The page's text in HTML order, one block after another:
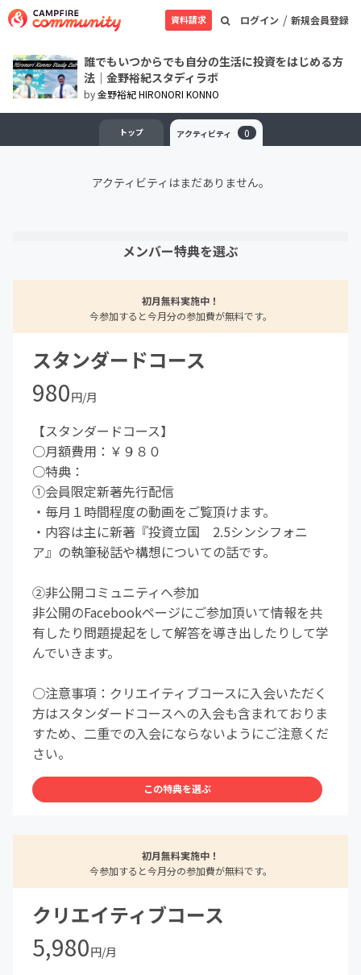
ログイン / 新規会員登録
資料請求
誰でもいつからでも自分の生活に投資をはじめる方
法｜金野裕紀スタディラボ
by金野裕紀 HIRONORI KONNO
トップ アクティビティ 0
アクティビティはまだありません。
メンバー特典を選ぶ
初月無料実施中！
今参加すると今月分の参加費が無料です。
スタンダードコース
980円/月
【スタンダードコース】
○月額費用：￥９８０
○特典：
①会員限定新著先行配信
・毎月１時間程度の動画をご覧頂けます。
・内容は主に新著『投資立国 2.5シンシフォニ
ア』の執筆秘話や構想についての話です。
②非公開コミュニティへ参加
非公開のFacebookページにご参加頂いて情報を共
有したり問題提起をして解答を導き出したりして学
んでいきます。
○注意事項：クリエイティブコースに入会いただく
方はスタンダードコースへの入会も含まれておりま
すため、二重での入会にならないようにご注意くだ
さい。
この特典を選ぶ
初月無料実施中！
今参加すると今月分の参加費が無料です。
クリエイティブコース
5,980円/月